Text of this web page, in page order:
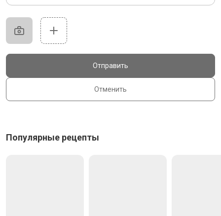
Отменить
Отправить
Популярные рецепты